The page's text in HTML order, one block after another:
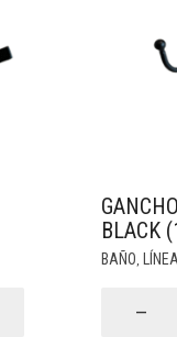
BLACK
BAÑO,
cromados